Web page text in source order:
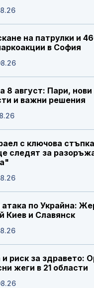
на патрулки и
в София
8 август: Пари, нови
и важни решения
с ключова
следят за
атака по Украйна:
Киев и Славянск
и риск за здравето:
жеги в 21 области